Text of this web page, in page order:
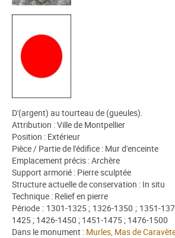
D'(argent) au tourteau de (gueules).
Attribution : Ville de Montpellier
Position : Extérieur
Pièce / Partie de l'édifice : Mur d'enceinte
Emplacement précis : Archère
Support armorié : Pierre sculptée
Structure actuelle de conservation : In situ
Technique : Relief en pierre
Période : 1301-1325 ; 1326-1350 ; 1351-
1425 ; 1426-1450 ; 1451-1475 ; 1476-1500
Dans le monument : Murles, Mas de